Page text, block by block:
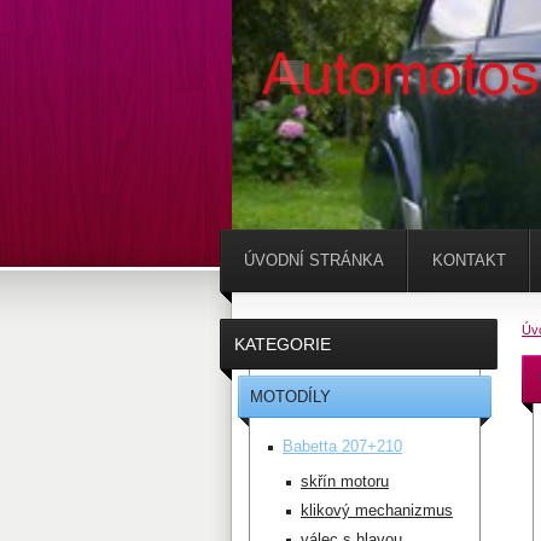
KATEGORIE
MOTODÍLY
Babetta 207+210
skřín motoru
klikový mechanizmus
ÚVODNÍ STRÁNKA KONTAKT